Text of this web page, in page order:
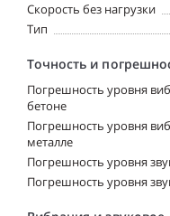
Скорость без нагрузки
Тип
Точность и
Погрешность уровня
бетоне
Погрешность уровня
металле
Погрешность уровня
Погрешность уровня